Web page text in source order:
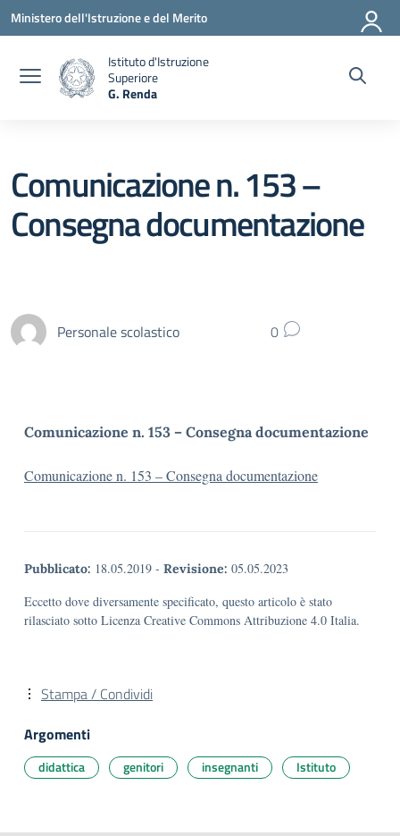
Vai ai contenuti
Vai al menu di navigazione
Vai al footer
Ministero dell'Istruzione e del Merito
Istituto d'Istruzione
Superiore
G. Renda
Comunicazione n. 153 –
Consegna documentazione
Personale scolastico 0
Comunicazione n. 153 – Consegna documentazione
Comunicazione n. 153 – Consegna documentazione
Pubblicato: 18.05.2019 - Revisione: 05.05.2023
Eccetto dove diversamente specificato, questo articolo è stato
rilasciato sotto Licenza Creative Commons Attribuzione 4.0 Italia.
Stampa / Condividi
Argomenti
didattica genitori insegnanti Istituto